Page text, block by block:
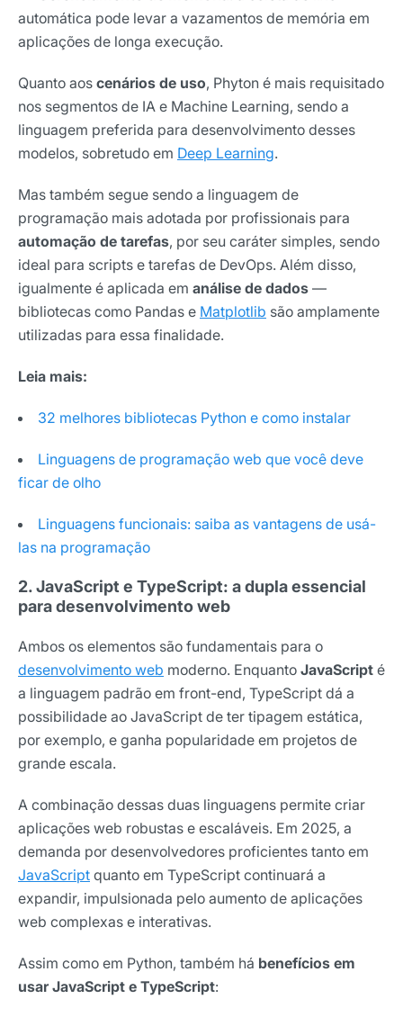
automática pode levar a vazamentos de memória em
aplicações de longa execução.
Quanto aos cenários de uso, Phyton é mais requisitado
nos segmentos de IA e Machine Learning, sendo a
linguagem preferida para desenvolvimento desses
modelos, sobretudo em Deep Learning.
Mas também segue sendo a linguagem de
programação mais adotada por profissionais para
automação de tarefas, por seu caráter simples, sendo
ideal para scripts e tarefas de DevOps. Além disso,
igualmente é aplicada em análise de dados —
bibliotecas como Pandas e Matplotlib são amplamente
utilizadas para essa finalidade.
Leia mais:
32 melhores bibliotecas Python e como instalar
Linguagens de programação web que você deve
ficar de olho
Linguagens funcionais: saiba as vantagens de usá-
las na programação
2. JavaScript e TypeScript: a dupla essencial
para desenvolvimento web
Ambos os elementos são fundamentais para o
desenvolvimento web moderno. Enquanto JavaScript é
a linguagem padrão em front-end, TypeScript dá a
possibilidade ao JavaScript de ter tipagem estática,
por exemplo, e ganha popularidade em projetos de
grande escala.
A combinação dessas duas linguagens permite criar
aplicações web robustas e escaláveis. Em 2025, a
demanda por desenvolvedores proficientes tanto em
JavaScript quanto em TypeScript continuará a
expandir, impulsionada pelo aumento de aplicações
web complexas e interativas.
Assim como em Python, também há benefícios em
usar JavaScript e TypeScript: